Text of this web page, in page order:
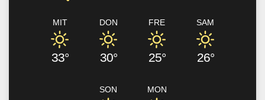
MIT
33°
DON
30°
FRE
25°
SAM
26°
SON MON